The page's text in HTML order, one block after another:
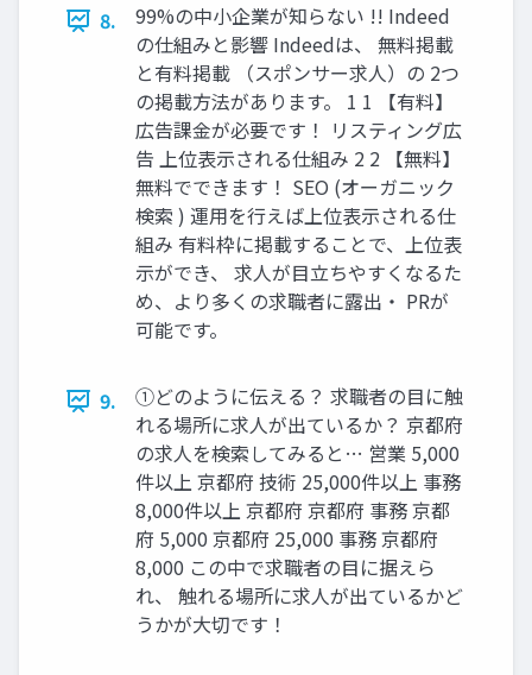
8.
99%の中小企業が知らない !! Indeed
の仕組みと影響 Indeedは、 無料掲載
と有料掲載 （スポンサー求人）の 2つ
の掲載方法があります。 1 1 【有料】
広告課金が必要です！ リスティング広
告 上位表示される仕組み 2 2 【無料】
無料でできます！ SEO (オーガニック
検索 ) 運用を行えば上位表示される仕
組み 有料枠に掲載することで、上位表
示ができ、 求人が目立ちやすくなるた
め、より多くの求職者に露出・ PRが
可能です。
9.
➀どのように伝える？ 求職者の⽬に触
れる場所に求⼈が出ているか？ 京都府
の求⼈を検索してみると… 営業 5,000
件以上 京都府 技術 25,000件以上 事務
8,000件以上 京都府 京都府 事務 京都
府 5,000 京都府 25,000 事務 京都府
8,000 この中で求職者の⽬に据えら
れ、 触れる場所に求⼈が出ているかど
うかが⼤切です！